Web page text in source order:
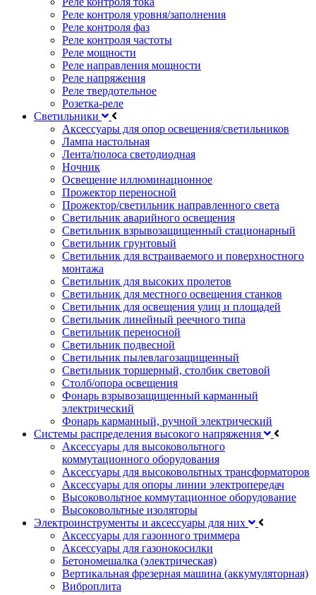
Реле контроля уровня/заполнения
Реле контроля фаз
Реле контроля частоты
Реле мощности
Реле направления мощности
Реле напряжения
Реле твердотельное
Розетка-реле
Светильники
Аксессуары для опор освещения/светильников
Лампа настольная
Лента/полоса светодиодная
Ночник
Освещение иллюминационное
Прожектор переносной
Прожектор/светильник направленного света
Светильник аварийного освещения
Светильник взрывозащищенный стационарный
Светильник грунтовый
Светильник для встраиваемого и поверхностного
монтажа
Светильник для высоких пролетов
Светильник для местного освещения станков
Светильник для освещения улиц и площадей
Светильник линейный реечного типа
Светильник переносной
Светильник подвесной
Светильник пылевлагозащищенный
Светильник торшерный, столбик световой
Столб/опора освещения
Фонарь взрывозащищенный карманный
электрический
Фонарь карманный, ручной электрический
Системы распределения высокого напряжения
Аксессуары для высоковольтного
коммутационного оборудования
Аксессуары для высоковольтных трансформаторов
Аксессуары для опоры линии электропередач
Высоковольтное коммутационное оборудование
Высоковольтные изоляторы
Электроинструменты и аксессуары для них
Аксессуары для газонного триммера
Аксессуары для газонокосилки
Бетономешалка (электрическая)
Вертикальная фрезерная машина (аккумуляторная)
Виброплита